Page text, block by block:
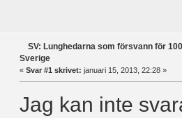
SV: Lunghedarna som försvann för
Sverige
« Svar #1 skrivet: januari 15, 2013, 22:28 »
Jag kan inte